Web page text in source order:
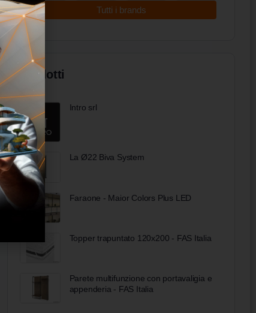
Tutti i brands
Prodotti
Intro srl
La Ø22 Biva System
Faraone - Maior Colors Plus LED
Topper trapuntato 120x200 - FAS Italia
Parete multifunzione con portavaligia e
appenderia - FAS Italia